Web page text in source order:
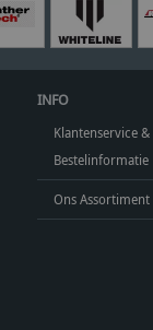
INFO
Klantenservice &
Bestelinformatie
Ons Assortiment